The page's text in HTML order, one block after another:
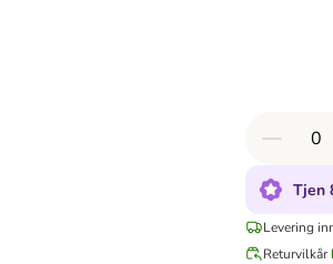
Tjen
Levering
Returvilkår